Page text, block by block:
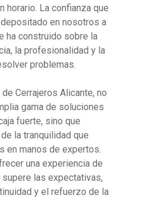
horario. La confianza que
en nosotros a
ha construido sobre la
la profesionalidad y la
problemas.
Cerrajeros Alicante, no
gama de soluciones
fuerte, sino que
la tranquilidad que
en manos de expertos.
una experiencia de
las expectativas,
y el refuerzo de la